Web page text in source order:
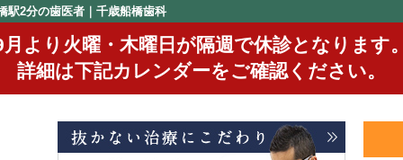
駅2分の歯医者｜千歳船橋歯科
月より火曜・木曜日が隔週で休診となります
詳細は下記カレンダーをご確認ください。